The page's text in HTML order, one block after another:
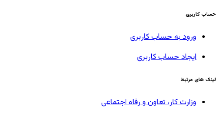
حساب کاربری
ورود به حساب کاربری
ایجاد حساب کاربری
لینک های مرتبط
وزارت کار، تعاون و رفاه اجتماعی